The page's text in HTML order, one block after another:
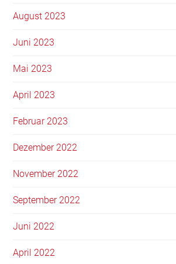
August 2023
Juni 2023
Mai 2023
April 2023
Februar 2023
Dezember 2022
November 2022
September 2022
Juni 2022
April 2022